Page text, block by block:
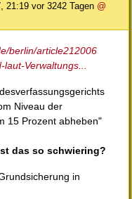
21:19 vor 3242 Tagen @
berlin/article212006
Verwaltungs...
Niveau der
15 Prozent abheben"
das so schwiering?
in